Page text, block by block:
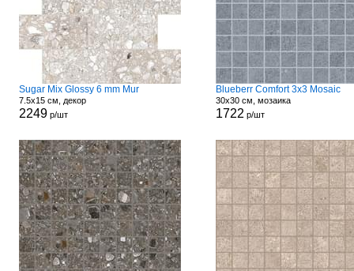
Sugar Mix Glossy 6 mm Mur
7.5x15 см, декор
2249р/шт
Blueberr Comfort 3x3 Mosaic
30x30 см, мозаика
1722 р/шт